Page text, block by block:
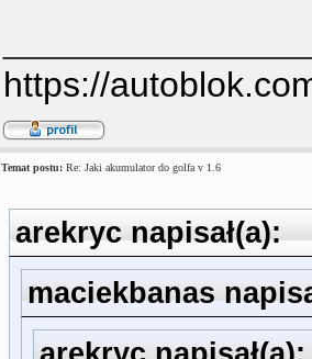
https://
Temat postu: Re: Jaki akumulator do golfa v 1.6
arekryc napisał(a):
maciekbanas